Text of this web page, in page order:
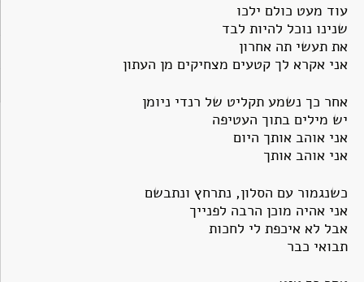
עוד מעט כולם ילכו
שנינו נוכל להיות לבד
את תעשי תה אחרון
אני אקרא לך קטעים מצחיקים מן העתון
אחר כך נשמע תקליט של רנדי ניומן
יש מילים בתוך העטיפה
אני אוהב אותך היום
אני אוהב אותך
כשנגמור עם הסלון, נתרחץ ונתבשם
אני אהיה מוכן הרבה לפנייך
אבל לא איכפת לי לחכות
תבואי כבר